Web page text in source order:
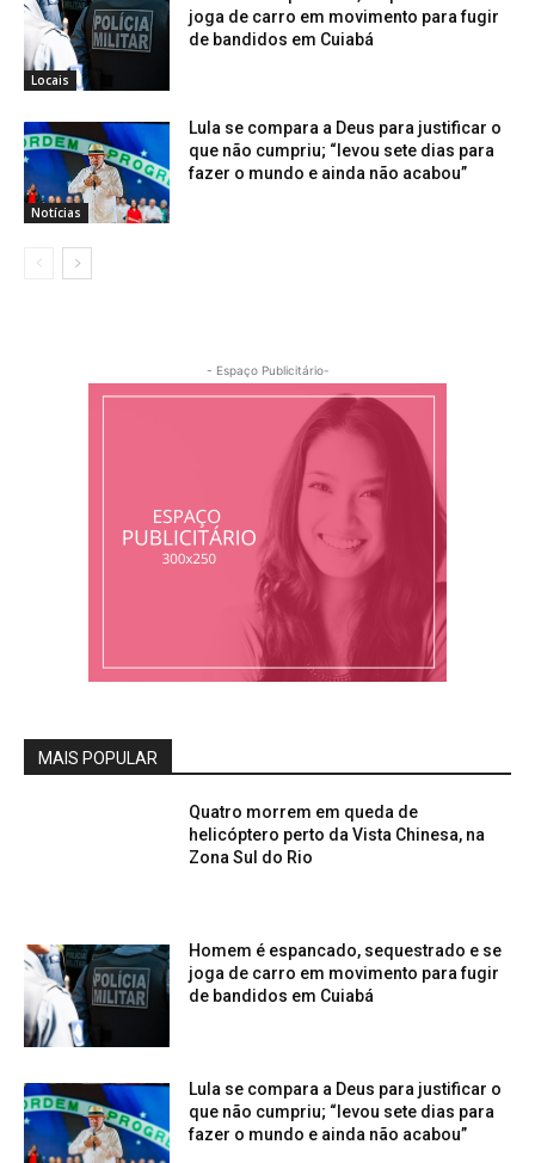
Locais
joga de carro em movimento para fugir
de bandidos em Cuiabá
Notícias
Lula se compara a Deus para justificar o
que não cumpriu; “levou sete dias para
fazer o mundo e ainda não acabou”
- Espaço Publicitário-
MAIS POPULAR
Quatro morrem em queda de
helicóptero perto da Vista Chinesa, na
Zona Sul do Rio
Homem é espancado, sequestrado e se
joga de carro em movimento para fugir
de bandidos em Cuiabá
Lula se compara a Deus para justificar o
que não cumpriu; “levou sete dias para
fazer o mundo e ainda não acabou”